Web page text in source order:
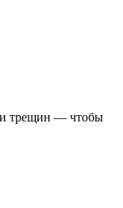
и трещин — чтобы